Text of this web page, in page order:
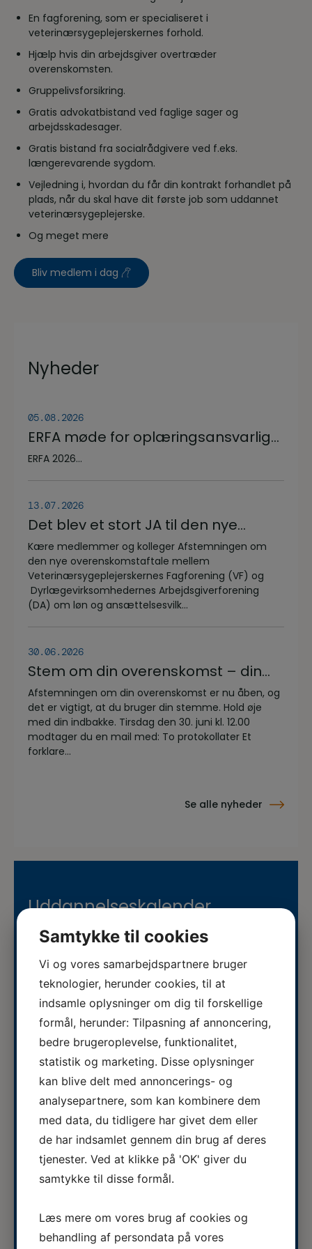
En fagforening, som er specialiseret i
veterinærsygeplejerskernes forhold.
Hjælp hvis din arbejdsgiver overtræder
overenskomsten.
Gruppelivsforsikring.
Gratis advokatbistand ved faglige sager og
arbejdsskadesager.
Gratis bistand fra socialrådgivere ved f.eks.
længerevarende sygdom.
Vejledning i, hvordan du får din kontrakt forhandlet på
plads, når du skal have dit første job som uddannet
veterinærsygeplejerske.
Og meget mere
Bliv medlem i dag
Nyheder
05.08.2026
ERFA møde for oplæringsansvarlige
på veterinærsygeplejerske
ERFA 2026...
13.07.2026
Det blev et stort JA til den nye
overenskomstaftale
Kære medlemmer og kolleger Afstemningen om
den nye overenskomstaftale mellem
Veterinærsygeplejerskernes Fagforening (VF) og
Dyrlægevirksomhedernes Arbejdsgiverforening
(DA) om løn og ansættelsesvilk...
30.06.2026
Stem om din overenskomst – din
stemme er vigtig!
Afstemningen om din overenskomst er nu åben, og
det er vigtigt, at du bruger din stemme. Hold øje
med din indbakke. Tirsdag den 30. juni kl. 12.00
modtager du en mail med: To protokollater Et
forklare...
Se alle nyheder
Uddannelseskalender
ERFA møde for oplæringsansvarlige
på veterinærsygeplejerske
uddannelsen d.8.+9.+10. september.
Se invitationen herunder.
ERFA 2026...
03.08.2026
Veterinærsygeplejerske søges til
Hvidsten Dyrehospital
Se stillingsopslaget her...
Det blev et stort JA til den nye
overenskomstaftale
Kære medlemmer og kolleger Afstemningen om
den nye overenskomstaftale mellem
Dyrlægevirksomhedernes Arbejdsgiverforening
(DA) om løn og ansættelsesvilk...
Samtykke til cookies
Vi og vores samarbejdspartnere bruger
teknologier, herunder cookies, til at
indsamle oplysninger om dig til forskellige
formål, herunder: Tilpasning af annoncering,
bedre brugeroplevelse, funktionalitet,
statistik og marketing. Disse oplysninger
kan blive delt med annoncerings- og
analysepartnere, som kan kombinere dem
med data, du tidligere har givet dem eller
de har indsamlet gennem din brug af deres
tjenester. Ved at klikke på 'OK' giver du
samtykke til disse formål.
Læs mere om vores brug af cookies og
behandling af persondata på vores